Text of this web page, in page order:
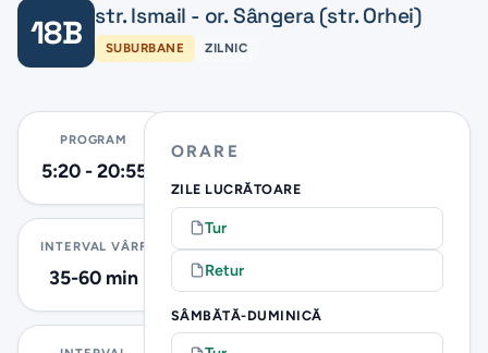
18B str. Ismail - or. Sângera (str. Orhei)
SUBURBANE ZILNIC
PROGRAM
5:20 - 20:55
INTERVAL VÂRF
35-60 min
ORARE
ZILE LUCRĂTOARE
Tur
Retur
SÂMBĂTĂ-DUMINICĂ